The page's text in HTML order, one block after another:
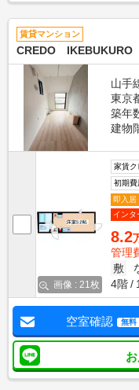
賃貸マンション
CREDO IKEBUKURO
山手
東京
築年
建物
画像 : 21枚
家賃ク
初期費
即入居
インタ
8.2
管理
敷
4階
空室確認 無料